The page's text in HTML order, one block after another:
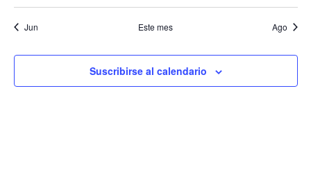
Jun Este mes Ago
Suscribirse al calendario